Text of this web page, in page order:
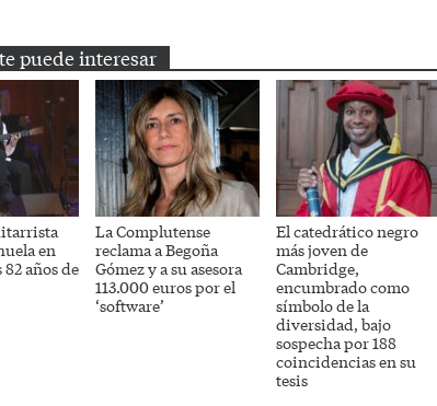
puede interesar
en
años de
La Complutense
reclama a Begoña
Gómez y a su asesora
113.000 euros por el
‘software’
El catedrático negro
más joven de
Cambridge,
encumbrado como
símbolo de la
diversidad, bajo
sospecha por 188
coincidencias en su
tesis